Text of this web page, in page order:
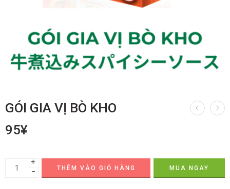
GÓI GIA VỊ BÒ KHO
95¥
+
−
THÊM VÀO GIỎ HÀNG MUA NGAY